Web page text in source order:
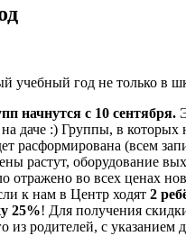
учебный год не только в
начнутся с 10 сентября.
даче :) Группы, в
расформирована (всем
растут, оборудование
во всех ценах
к нам в Центр ходят 2
25%! Для получения
из родителей, с указанием